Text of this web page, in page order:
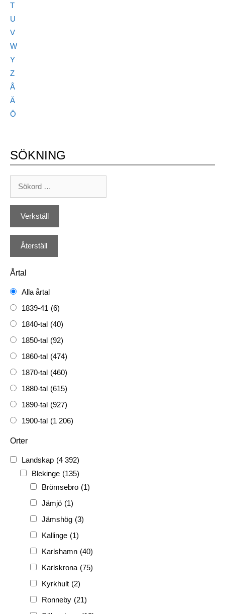
T
U
V
W
Y
Z
Å
Ä
Ö
SÖKNING
Årtal
Alla årtal
1839-41 (6)
1840-tal (40)
1850-tal (92)
1860-tal (474)
1870-tal (460)
1880-tal (615)
1890-tal (927)
1900-tal (1 206)
FH
(338)
FRG
(3 189)
PF (3 882)
PIONJÄR (129)
Orter
Landskap (4 392)
Blekinge (135)
Brömsebro (1)
Jämjö (1)
Jämshög (3)
Kallinge (1)
Karlshamn (40)
Karlskrona (75)
Kyrkhult (2)
Ronneby (21)